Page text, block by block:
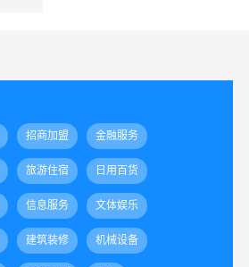
招商加盟 金融服务
旅游住宿 日用百货
信息服务 文体娱乐
建筑装修 机械设备